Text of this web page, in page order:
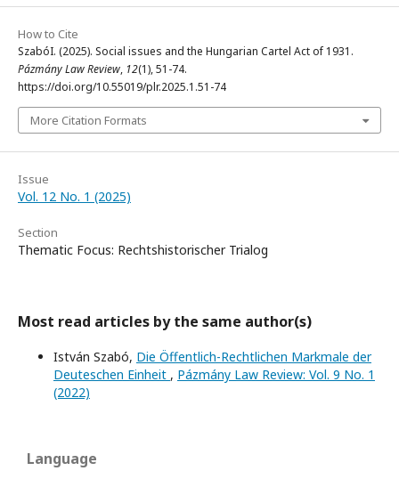
How to Cite
SzabóI. (2025). Social issues and the Hungarian Cartel Act of 1931.
Pázmány Law Review, 12(1), 51-74.
https://doi.org/10.55019/plr.2025.1.51-74
More Citation Formats
Issue
Vol. 12 No. 1 (2025)
Section
Thematic Focus: Rechtshistorischer Trialog
Most read articles by the same author(s)
István Szabó, Die Öffentlich-Rechtlichen Markmale der
Deuteschen Einheit , Pázmány Law Review: Vol. 9 No. 1
(2022)
Language